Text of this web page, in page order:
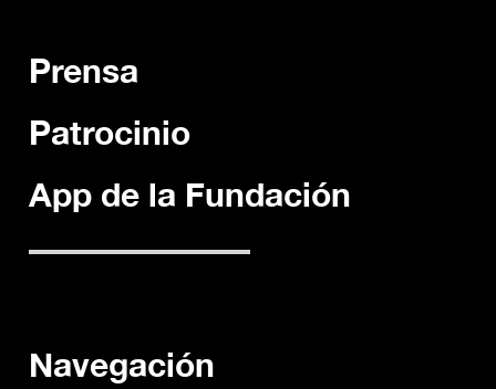
Navegación
Prensa
Patrocinio
App de la Fundación